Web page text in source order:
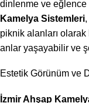
dinlenme ve eğlence
Kamelya Sistemleri
piknik alanları
anlar yaşayabilir ve
Estetik Görünüm ve
İzmir Ahşap